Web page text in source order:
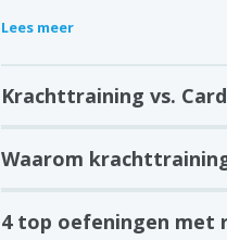
Lees meer
Krachttraining vs.
Waarom
4 top oefeningen met